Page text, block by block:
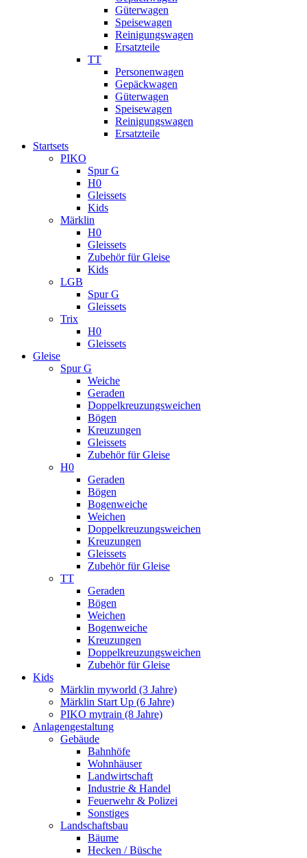
Güterwagen
Speisewagen
Reinigungswagen
Ersatzteile
TT
Personenwagen
Gepäckwagen
Güterwagen
Speisewagen
Reinigungswagen
Ersatzteile
Startsets
PIKO
Spur G
H0
Gleissets
Kids
Märklin
H0
Gleissets
Zubehör für Gleise
Kids
LGB
Spur G
Gleissets
Trix
H0
Gleissets
Gleise
Spur G
Weiche
Geraden
Doppelkreuzungsweichen
Bögen
Kreuzungen
Gleissets
Zubehör für Gleise
H0
Geraden
Bögen
Bogenweiche
Weichen
Doppelkreuzungsweichen
Kreuzungen
Gleissets
Zubehör für Gleise
TT
Geraden
Bögen
Weichen
Bogenweiche
Kreuzungen
Doppelkreuzungsweichen
Zubehör für Gleise
Kids
Märklin myworld (3 Jahre)
Märklin Start Up (6 Jahre)
PIKO mytrain (8 Jahre)
Anlagengestaltung
Gebäude
Bahnhöfe
Wohnhäuser
Landwirtschaft
Industrie & Handel
Feuerwehr & Polizei
Sonstiges
Landschaftsbau
Bäume
Hecken / Büsche